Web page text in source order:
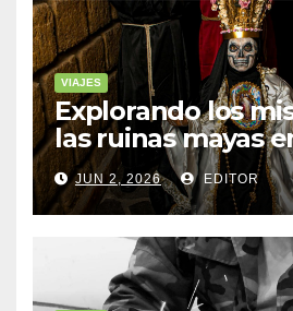
VIAJES
Explorando los
las ruinas mayas
de Yucatán
JUN 2, 2026 EDITOR